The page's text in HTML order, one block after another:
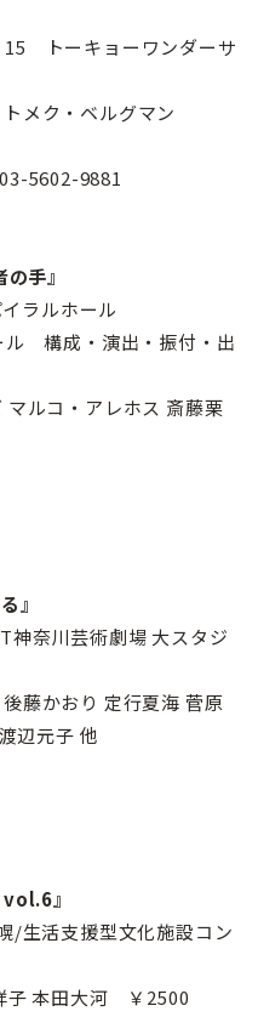
15 トーキョーワンダーサ
トメク・ベルグマン
5602-9881
手』
ラルホール
ル 構成・演出・振付・出
ルコ・アレホス 斎藤栗
』
奈川芸術劇場 大スタジ
藤かおり 定行夏海 菅原
辺元子 他
』
生活支援型文化施設コン
子 本田大河 ￥2500